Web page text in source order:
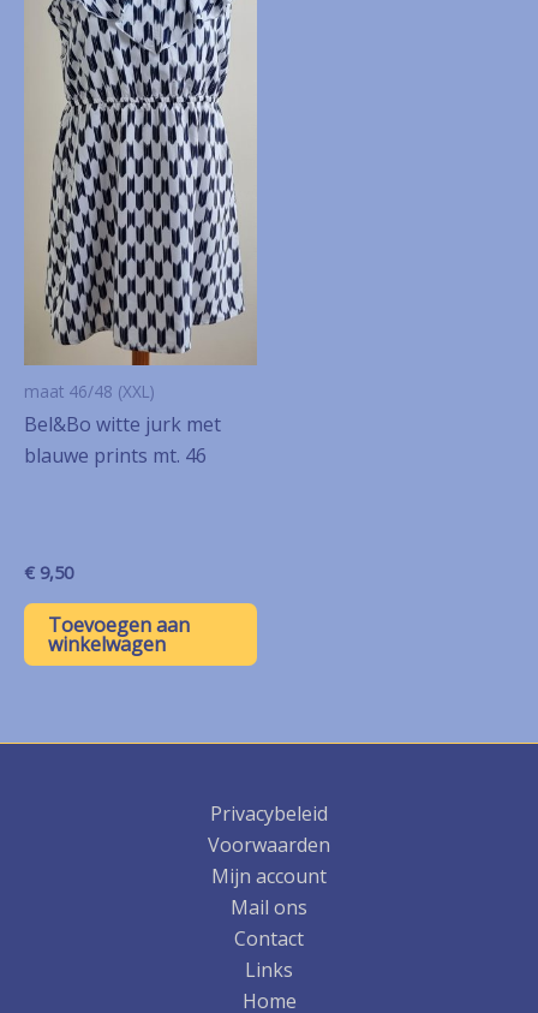
maat 46/48 (XXL)
Bel&Bo witte jurk met
blauwe prints mt. 46
€ 9,50
Toevoegen aan
winkelwagen
Privacybeleid
Voorwaarden
Mijn account
Mail ons
Contact
Links
Home